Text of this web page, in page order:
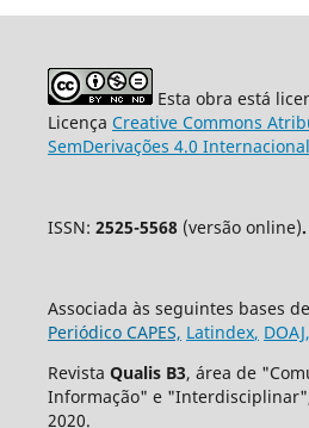
Esta obra está
Licença Creative Commons
SemDerivações 4.0 Internacional
ISSN: 2525-5568(versão online).
Associada às seguintes bases
Periódico CAPES, Latindex, DOAJ,
Revista Qualis B3, área de
Informação" e
2020.